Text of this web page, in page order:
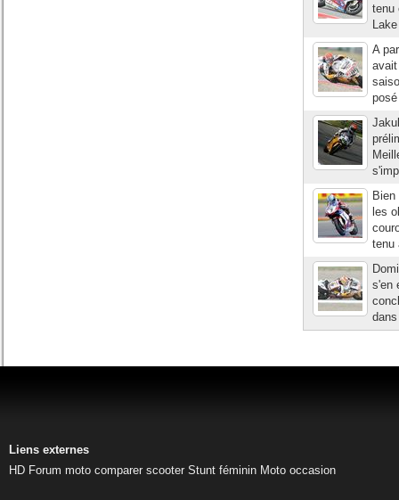
tenu
A
les
tenu
s'en
Liens externes
HD Forum moto comparer scooter Stunt féminin Moto occasion